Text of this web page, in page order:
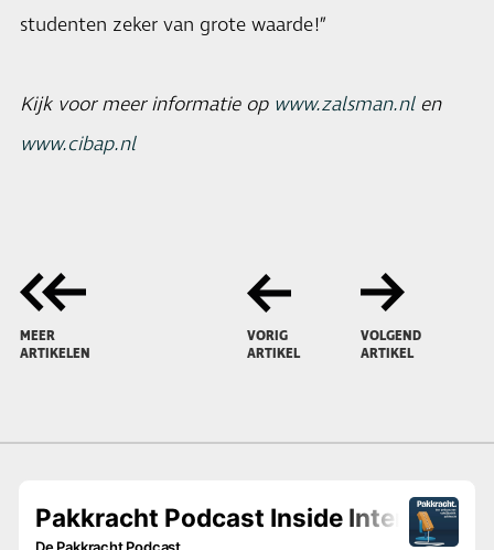
studenten zeker van grote waarde!”
Kijk voor meer informatie op www.zalsman.nlen
www.cibap.nl
MEER
ARTIKELEN
VORIG
ARTIKEL
VOLGEND
ARTIKEL